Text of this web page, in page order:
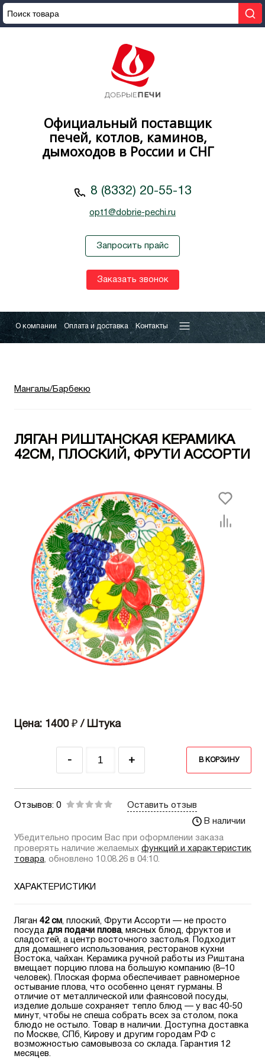
Официальный поставщик
печей, котлов, каминов,
дымоходов в России и СНГ
8 (8332) 20-55-13
opt1@dobrie-pechi.ru
Запросить прайс
Заказать звонок
О компании Оплата и доставка Контакты
Мангалы/Барбекю
ЛЯГАН РИШТАНСКАЯ КЕРАМИКА
42СМ, ПЛОСКИЙ, ФРУТИ АССОРТИ
Цена: 1400 ₽ / Штука
- + В КОРЗИНУ
Отзывов: 0
Оставить отзыв
В наличии
Убедительно просим Вас при оформлении заказа
проверять наличие желаемых функций и характеристик
товара, обновлено 10.08.26 в 04:10.
ХАРАКТЕРИСТИКИ
Ляган 42 см, плоский, Фрути Ассорти — не просто
посуда для подачи плова, мясных блюд, фруктов и
сладостей, а центр восточного застолья. Подходит
для домашнего использования, ресторанов кухни
Востока, чайхан. Керамика ручной работы из Риштана
вмещает порцию плова на большую компанию (8–10
человек). Плоская форма обеспечивает равномерное
остывание плова, что особенно ценят гурманы. В
отличие от металлической или фаянсовой посуды,
изделие дольше сохраняет тепло блюд — у вас 40-50
минут, чтобы не спеша собрать всех за столом, пока
блюдо не остыло. Товар в наличии. Доступна доставка
по Москве, СПб, Кирову и другим городам РФ с
возможностью самовывоза со склада. Гарантия 12
месяцев.